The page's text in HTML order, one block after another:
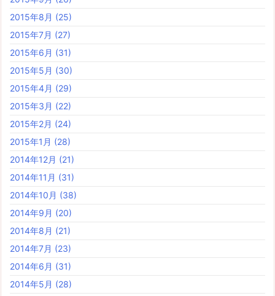
2015年8月 (25)
2015年7月 (27)
2015年6月 (31)
2015年5月 (30)
2015年4月 (29)
2015年3月 (22)
2015年2月 (24)
2015年1月 (28)
2014年12月 (21)
2014年11月 (31)
2014年10月 (38)
2014年9月 (20)
2014年8月 (21)
2014年7月 (23)
2014年6月 (31)
2014年5月 (28)